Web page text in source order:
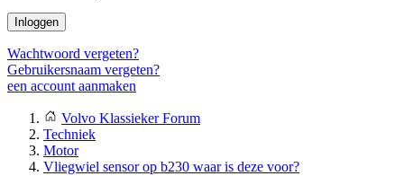
Inloggen
Wachtwoord vergeten?
Gebruikersnaam vergeten?
een account aanmaken
Volvo Klassieker Forum
Techniek
Motor
Vliegwiel sensor op b230 waar is deze voor?